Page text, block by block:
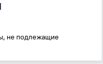
не подлежащие